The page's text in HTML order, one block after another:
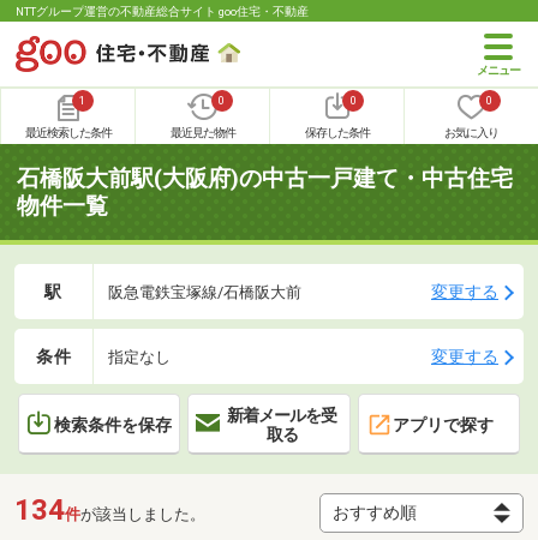
NTTグループ運営の不動産総合サイト goo住宅・不動産
1
最近検索した条件
0
最近見た物件
0
保存した条件
0
お気に入り
石橋阪大前駅(大阪府)の中古一戸建て・中古住宅
物件一覧
駅 阪急電鉄宝塚線/石橋阪大前 変更する
条件 指定なし 変更する
検索条件を保存
新着メールを受
取る
アプリで探す
134件が該当しました。